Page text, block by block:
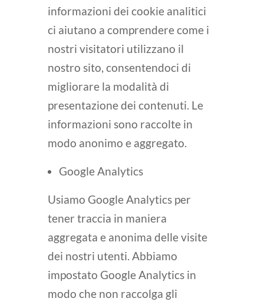
informazioni dei cookie analitici
ci aiutano a comprendere come i
nostri visitatori utilizzano il
nostro sito, consentendoci di
migliorare la modalità di
presentazione dei contenuti. Le
informazioni sono raccolte in
modo anonimo e aggregato.
Google Analytics
Usiamo Google Analytics per
tener traccia in maniera
aggregata e anonima delle visite
dei nostri utenti. Abbiamo
impostato Google Analytics in
modo che non raccolga gli